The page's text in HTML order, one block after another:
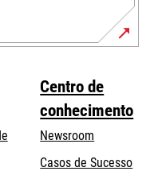
Centro de
conhecimento
Newsroom
Casos de Sucesso